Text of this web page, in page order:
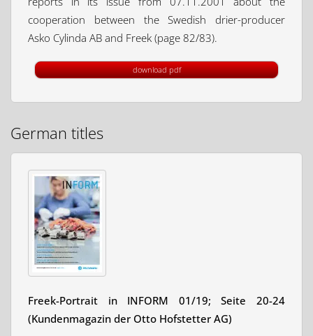
cooperation between the Swedish drier-producer
Asko Cylinda AB and Freek (page 82/83).
download pdf
German titles
Freek-Portrait in INFORM 01/19; Seite 20-24
(Kundenmagazin der Otto Hofstetter AG)